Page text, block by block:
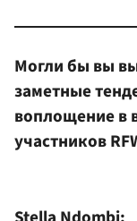
Могли бы вы
заметные
воплощение в
участников